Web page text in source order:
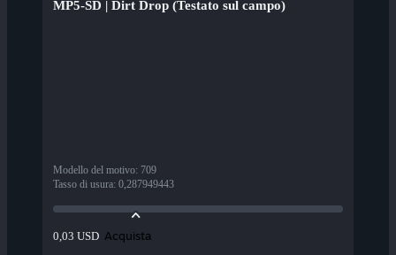
MP5-SD | Dirt Drop (Testato sul campo)
Modello del motivo: 709
Tasso di usura: 0,287949443
0,03 USD Acquista